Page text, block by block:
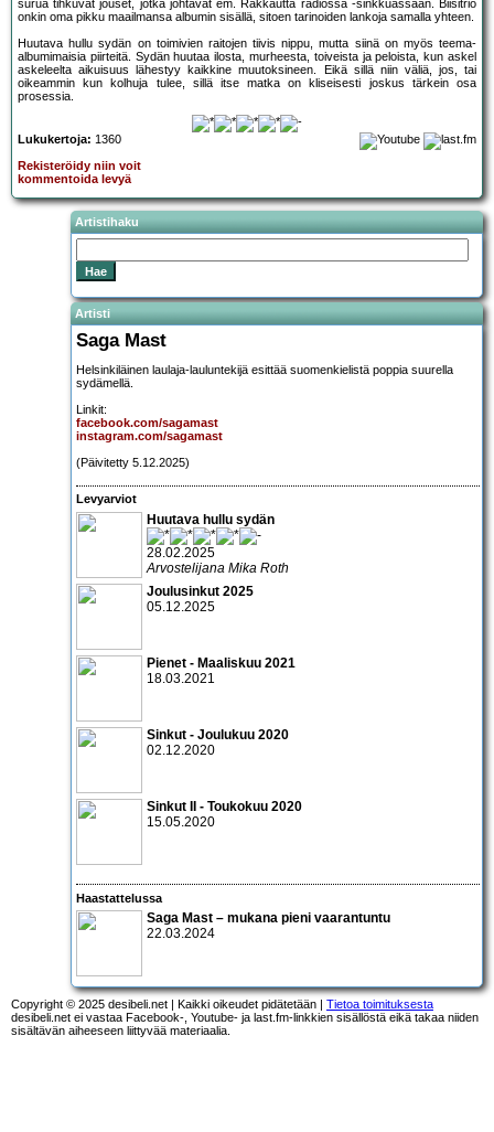
surua tihkuvat jouset, jotka johtavat em. Rakkautta radiossa -sinkkuässään. Biisitrio
onkin oma pikku maailmansa albumin sisällä, sitoen tarinoiden lankoja samalla yhteen.
Huutava hullu sydän on toimivien raitojen tiivis nippu, mutta siinä on myös teema-
albumimaisia piirteitä. Sydän huutaa ilosta, murheesta, toiveista ja peloista, kun askel
askeleelta aikuisuus lähestyy kaikkine muutoksineen. Eikä sillä niin väliä, jos, tai
oikeammin kun kolhuja tulee, sillä itse matka on kliseisesti joskus tärkein osa
prosessia.
Lukukertoja: 1360
Rekisteröidy niin voit
kommentoida levyä
Artistihaku
Artisti
Saga Mast
Helsinkiläinen laulaja-lauluntekijä esittää suomenkielistä poppia suurella
sydämellä.
Linkit:
facebook.com/sagamast
instagram.com/sagamast
(Päivitetty 5.12.2025)
Levyarviot
Huutava hullu sydän
28.02.2025
Arvostelijana Mika Roth
Joulusinkut 2025
05.12.2025
Pienet - Maaliskuu 2021
18.03.2021
Sinkut - Joulukuu 2020
02.12.2020
Sinkut II - Toukokuu 2020
15.05.2020
Haastattelussa
Saga Mast – mukana pieni vaarantuntu
22.03.2024
Copyright © 2025 desibeli.net | Kaikki oikeudet pidätetään | Tietoa toimituksesta
desibeli.net ei vastaa Facebook-, Youtube- ja last.fm-linkkien sisällöstä eikä takaa niiden
sisältävän aiheeseen liittyvää materiaalia.